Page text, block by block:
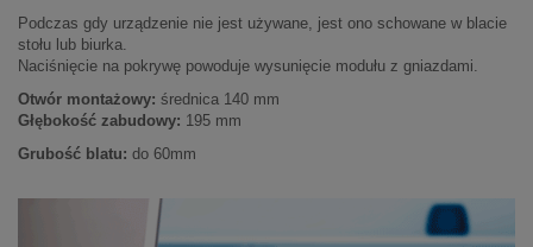
Podczas gdy urządzenie nie jest używane, jest ono schowane w blacie
stołu lub biurka.
Naciśnięcie na pokrywę powoduje wysunięcie modułu z gniazdami.
Otwór montażowy: średnica 140 mm
Głębokość zabudowy: 195 mm
Grubość blatu: do 60mm